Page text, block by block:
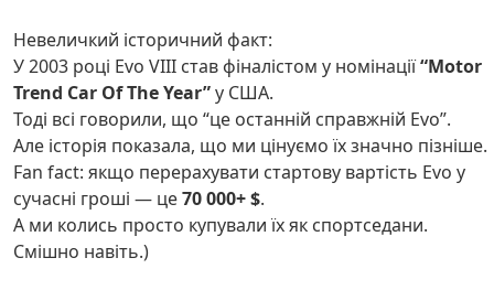
Невеличкий історичний факт:
У 2003 році Evo VIII став фіналістом у номінації“Motor
Trend Car Of The Year”у США.
Тоді всі говорили, що “це останній справжній Evo”.
Але історія показала, що ми цінуємо їх значно пізніше.
Fan fact: якщо перерахувати стартову вартість Evo у
сучасні гроші — це70 000+ $.
А ми колись просто купували їх як спортседани.
Смішно навіть.)